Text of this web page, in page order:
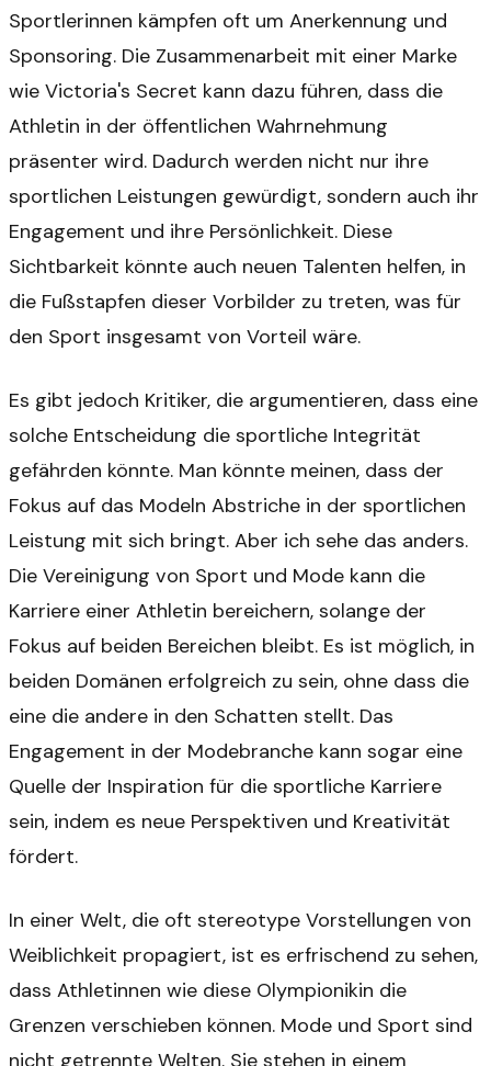
Sportlerinnen kämpfen oft um Anerkennung und
Sponsoring. Die Zusammenarbeit mit einer Marke
wie Victoria's Secret kann dazu führen, dass die
Athletin in der öffentlichen Wahrnehmung
präsenter wird. Dadurch werden nicht nur ihre
sportlichen Leistungen gewürdigt, sondern auch ihr
Engagement und ihre Persönlichkeit. Diese
Sichtbarkeit könnte auch neuen Talenten helfen, in
die Fußstapfen dieser Vorbilder zu treten, was für
den Sport insgesamt von Vorteil wäre.
Es gibt jedoch Kritiker, die argumentieren, dass eine
solche Entscheidung die sportliche Integrität
gefährden könnte. Man könnte meinen, dass der
Fokus auf das Modeln Abstriche in der sportlichen
Leistung mit sich bringt. Aber ich sehe das anders.
Die Vereinigung von Sport und Mode kann die
Karriere einer Athletin bereichern, solange der
Fokus auf beiden Bereichen bleibt. Es ist möglich, in
beiden Domänen erfolgreich zu sein, ohne dass die
eine die andere in den Schatten stellt. Das
Engagement in der Modebranche kann sogar eine
Quelle der Inspiration für die sportliche Karriere
sein, indem es neue Perspektiven und Kreativität
fördert.
In einer Welt, die oft stereotype Vorstellungen von
Weiblichkeit propagiert, ist es erfrischend zu sehen,
dass Athletinnen wie diese Olympionikin die
Grenzen verschieben können. Mode und Sport sind
nicht getrennte Welten. Sie stehen in einem